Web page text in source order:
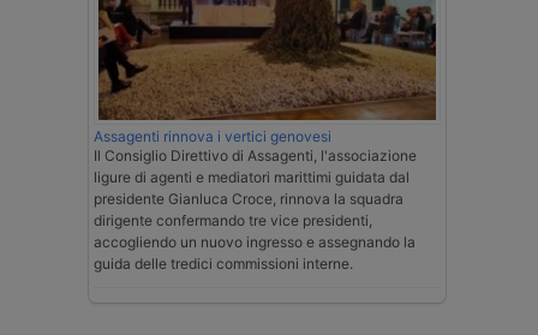
Assagenti rinnova i vertici genovesi
Il Consiglio Direttivo di Assagenti, l'associazione
ligure di agenti e mediatori marittimi guidata dal
presidente Gianluca Croce, rinnova la squadra
dirigente confermando tre vice presidenti,
accogliendo un nuovo ingresso e assegnando la
guida delle tredici commissioni interne.